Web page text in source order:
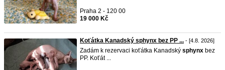
Praha 2 - 120 00
19 000 Kč
Koťátka Kanadský sphynx bez PP ... - [4.8. 2026]
Zadám k rezervaci koťátka Kanadský sphynx bez
PP. Koťát ...